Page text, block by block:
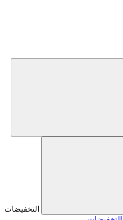
التخفيضات